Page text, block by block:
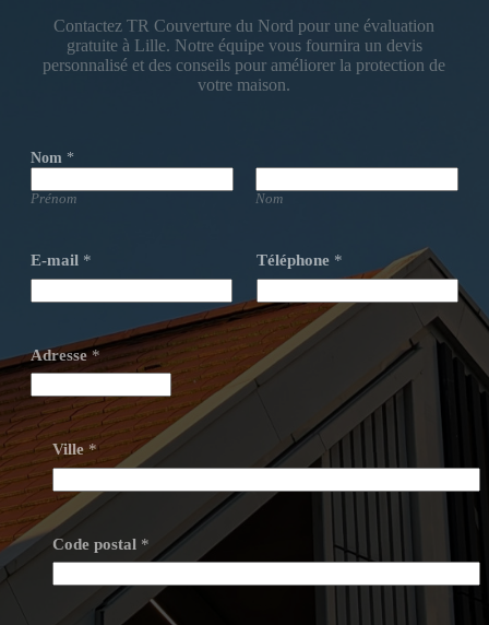
Contactez TR Couverture du Nord pour une évaluation
gratuite à Lille. Notre équipe vous fournira un devis
personnalisé et des conseils pour améliorer la protection de
votre maison.
Nom *
Prénom Nom
E-mail * Téléphone *
Adresse*
Ville *
Code postal *